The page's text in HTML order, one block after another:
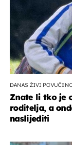
DANAS ŽIVI
Znate li tko je
roditelja, a
naslijediti